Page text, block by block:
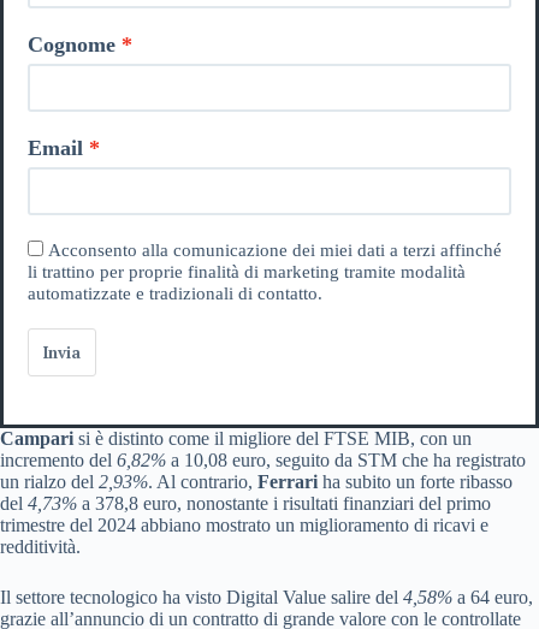
Cognome
Email
Acconsento alla comunicazione dei miei dati a terzi affinché
li trattino per proprie finalità di marketing tramite modalità
automatizzate e tradizionali di contatto.
Invia
Campari si è distinto come il migliore del FTSE MIB, con un
incremento del 6,82% a 10,08 euro, seguito da STM che ha registrato
un rialzo del 2,93%. Al contrario, Ferrari ha subito un forte ribasso
del 4,73% a 378,8 euro, nonostante i risultati finanziari del primo
trimestre del 2024 abbiano mostrato un miglioramento di ricavi e
redditività.
Il settore tecnologico ha visto Digital Value salire del 4,58% a 64 euro,
grazie all’annuncio di un contratto di grande valore con le controllate